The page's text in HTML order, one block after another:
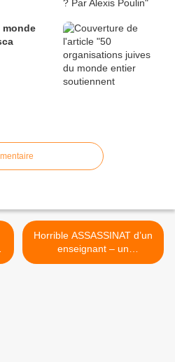
Horrible ASSASSINAT d’un
enseignant – un
communiqué des